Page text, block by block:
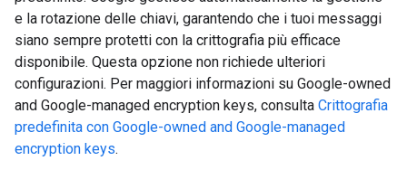
e la rotazione delle chiavi, garantendo che i tuoi messaggi
siano sempre protetti con la crittografia più efficace
disponibile. Questa opzione non richiede ulteriori
configurazioni. Per maggiori informazioni su Google-owned
and Google-managed encryption keys, consulta Crittografia
predefinita con Google-owned and Google-managed
encryption keys.